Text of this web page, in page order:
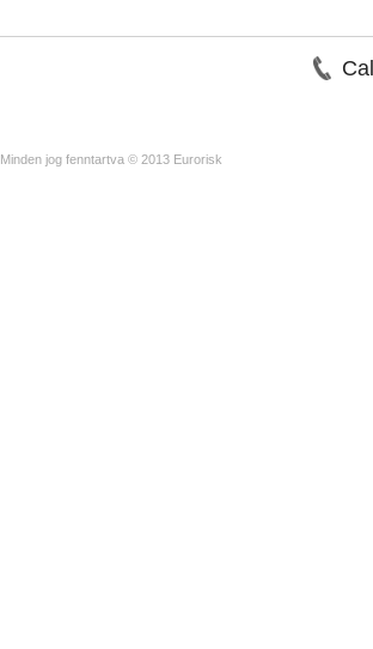
Minden jog fenntartva © 2013 Eurorisk